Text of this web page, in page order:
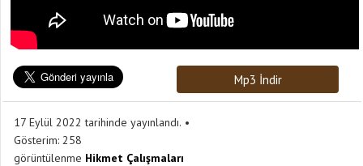
Mp3 İndir
17 Eylül 2022 tarihinde yayınlandı.
Gösterim: 258
görüntülenme Hikmet Çalışmaları